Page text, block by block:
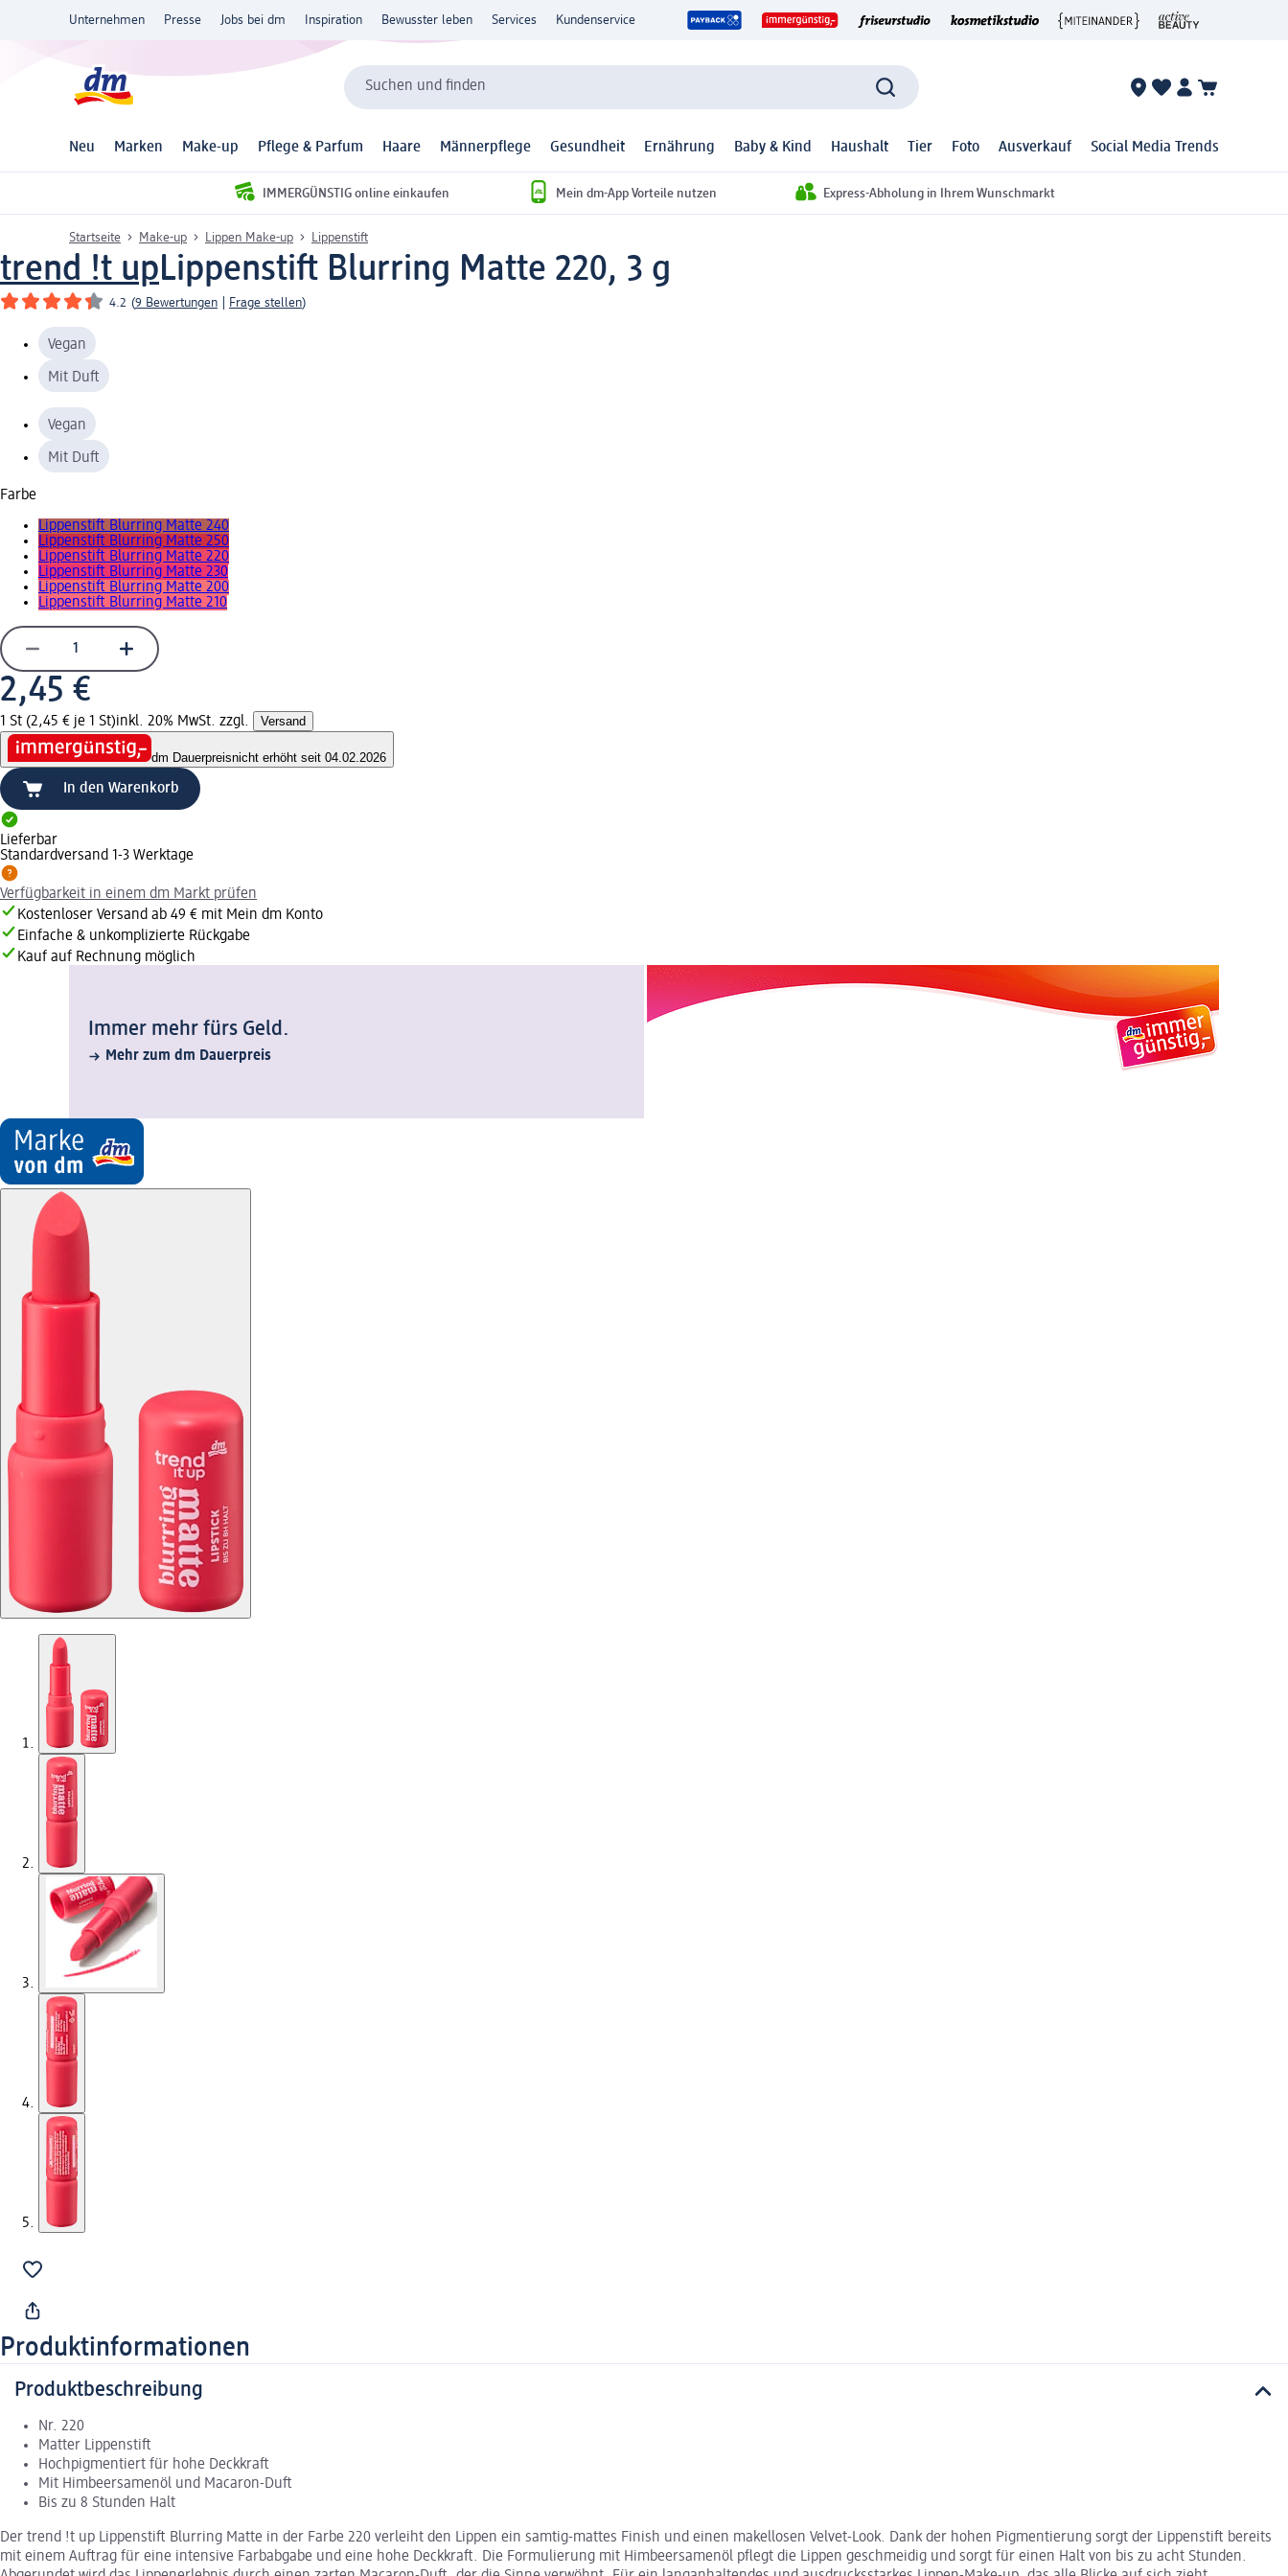
Unternehmen Presse Jobs bei dm Inspiration Bewusster leben Services Kundenservice
Suchen und finden
Neu Marken Make-up Pflege & Parfum Haare Männerpflege Gesundheit Ernährung Baby & Kind Haushalt Tier Foto Ausverkauf Social Media Trends
IMMERGÜNSTIG online einkaufen Mein dm-App Vorteile nutzen Express-Abholung in Ihrem Wunschmarkt
Startseite Make-up Lippen Make-up Lippenstift
trend !t upLippenstift Blurring Matte 220, 3 g
4.2 (9 Bewertungen Frage stellen)
Vegan
Mit Duft
Vegan
Mit Duft
Farbe
Lippenstift Blurring Matte 240
Lippenstift Blurring Matte 250
Lippenstift Blurring Matte 220
Lippenstift Blurring Matte 230
Lippenstift Blurring Matte 200
Lippenstift Blurring Matte 210
2,45 €
1 St (2,45 € je 1 St)inkl. 20% MwSt. zzgl. Versand
dm Dauerpreisnicht erhöht seit 04.02.2026
In den Warenkorb
Lieferbar
Standardversand 1-3 Werktage
Verfügbarkeit in einem dm Markt prüfen
Kostenloser Versand ab 49 € mit Mein dm Konto
Einfache & unkomplizierte Rückgabe
Kauf auf Rechnung möglich
Immer mehr fürs Geld.
Mehr zum dm Dauerpreis
Produktinformationen
Produktbeschreibung
Nr. 220
Matter Lippenstift
Hochpigmentiert für hohe Deckkraft
Mit Himbeersamenöl und Macaron-Duft
Bis zu 8 Stunden Halt
Der trend !t up Lippenstift Blurring Matte in der Farbe 220 verleiht den Lippen ein samtig-mattes Finish und einen makellosen Velvet-Look. Dank der hohen Pigmentierung sorgt der Lippenstift bereits
mit einem Auftrag für eine intensive Farbabgabe und eine hohe Deckkraft. Die Formulierung mit Himbeersamenöl pflegt die Lippen geschmeidig und sorgt für einen Halt von bis zu acht Stunden.